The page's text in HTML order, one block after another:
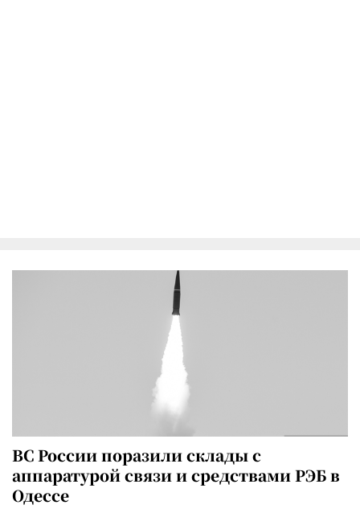
ВС России поразили склады с
аппаратурой связи и средствами РЭБ в
Одессе